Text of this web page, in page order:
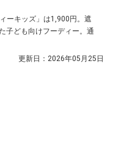
ーキッズ」は1,900円。遮
子ども向けフーディー。通
更新日： 2026年05月25日